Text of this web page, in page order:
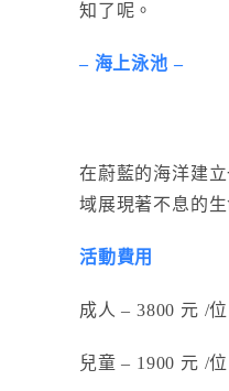
知了呢。
– 海上泳池 –
在蔚藍的海洋建
域展現著不息的
活動費用
成人 – 3800 元 /位
兒童 – 1900 元 /